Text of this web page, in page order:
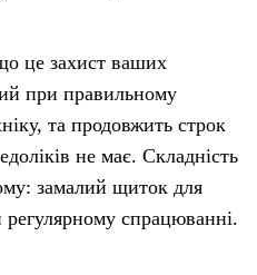
це захист ваших
при правильному
та продовжить строк
не має. Складність
замалий щиток для
спрацюванні.